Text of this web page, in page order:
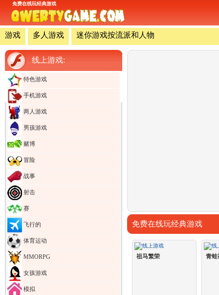
免费在线玩经典游戏
游戏 多人游戏 迷你游戏按流派和人物
线上游戏:
特色游戏
手机游戏
两人游戏
男孩游戏
赌博
冒险
战事
射击
赛
飞行的
体育运动
MMORPG
女孩游戏
模拟
免费在线玩经典游戏
祖马繁荣 青蛙